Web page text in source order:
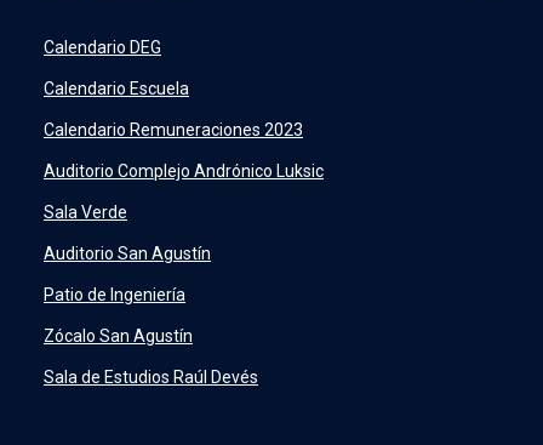
SIDINGlaunch
Academic Intelligence
PeopleSoftlaunch
ERPlaunch
Calendario DEG
Calendario Escuela
Calendario Remuneraciones 2023
Auditorio Complejo Andrónico Luksic
Sala Verde
Auditorio San Agustín
Patio de Ingeniería
Zócalo San Agustín
Sala de Estudios Raúl Devés